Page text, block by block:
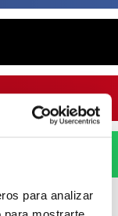
para analizar